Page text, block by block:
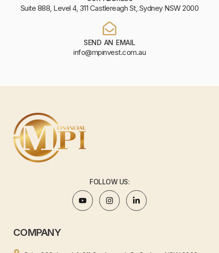
Suite 888, Level 4, 311 Castlereagh St, Sydney NSW 2000
SEND AN EMAIL
info@mpinvest.com.au
FOLLOW US:
COMPANY